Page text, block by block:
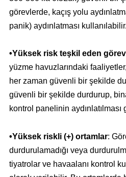
görevlerde, kaçış yolu
panik) aydınlatması kullanılabilir.
•Yüksek risk teşkil eden
yüzme havuzlarındaki
her zaman güvenli bir şekilde
güvenli bir şekilde durdurup,
kontrol panelinin aydınlatılması
•Yüksek riskli (+) ortamlar:
durdurulamadığı veya
tiyatrolar ve havaalanı kontrol